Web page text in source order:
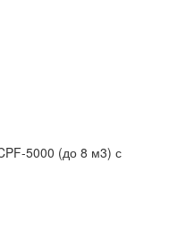
5000 (до 8 м3) с